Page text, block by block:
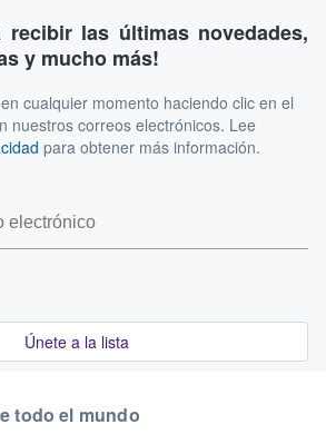
recibir las últimas novedades,
y mucho más!
cualquier momento haciendo clic en el
nuestros correos electrónicos. Lee
para obtener más información.
Únete a la lista
todo el mundo